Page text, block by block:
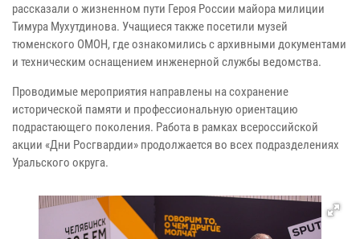
рассказали о жизненном пути Героя России майора милиции
Тимура Мухутдинова. Учащиеся также посетили музей
тюменского ОМОН, где ознакомились с архивными документами
и техническим оснащением инженерной службы ведомства.
Проводимые мероприятия направлены на сохранение
исторической памяти и профессиональную ориентацию
подрастающего поколения. Работа в рамках всероссийской
акции «Дни Росгвардии» продолжается во всех подразделениях
Уральского округа.